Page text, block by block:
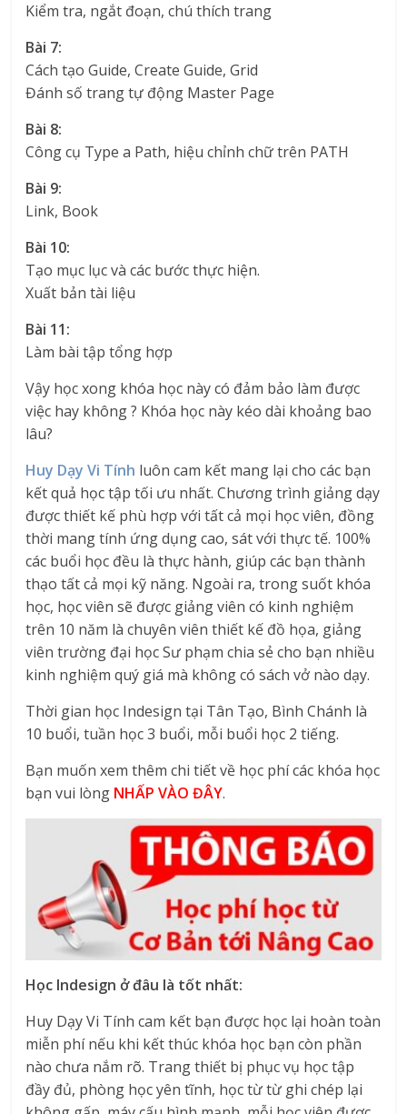
Kiểm tra, ngắt đoạn, chú thích trang
Bài 7:
Cách tạo Guide, Create Guide, Grid
Đánh số trang tự động Master Page
Bài 8:
Công cụ Type a Path, hiệu chỉnh chữ trên PATH
Bài 9:
Link, Book
Bài 10:
Tạo mục lục và các bước thực hiện.
Xuất bản tài liệu
Bài 11:
Làm bài tập tổng hợp
Vậy học xong khóa học này có đảm bảo làm được
việc hay không ? Khóa học này kéo dài khoảng bao
lâu?
Huy Dạy Vi Tính luôn cam kết mang lại cho các bạn
kết quả học tập tối ưu nhất. Chương trình giảng dạy
được thiết kế phù hợp với tất cả mọi học viên, đồng
thời mang tính ứng dụng cao, sát với thực tế. 100%
các buổi học đều là thực hành, giúp các bạn thành
thạo tất cả mọi kỹ năng. Ngoài ra, trong suốt khóa
học, học viên sẽ được giảng viên có kinh nghiệm
trên 10 năm là chuyên viên thiết kế đồ họa, giảng
viên trường đại học Sư phạm chia sẻ cho bạn nhiều
kinh nghiệm quý giá mà không có sách vở nào dạy.
Thời gian học Indesign tại Tân Tạo, Bình Chánh là
10 buổi, tuần học 3 buổi, mỗi buổi học 2 tiếng.
Bạn muốn xem thêm chi tiết về học phí các khóa học
bạn vui lòng NHẤP VÀO ĐÂY.
Học Indesign ở đâu là tốt nhất:
Huy Dạy Vi Tính cam kết bạn được học lại hoàn toàn
miễn phí nếu khi kết thúc khóa học bạn còn phần
nào chưa nắm rõ. Trang thiết bị phục vụ học tập
đầy đủ, phòng học yên tĩnh, học từ từ ghi chép lại